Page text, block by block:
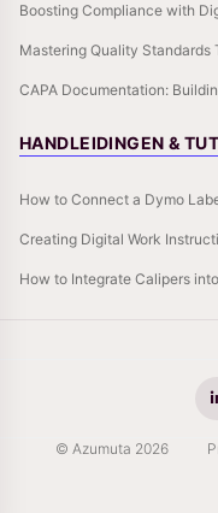
Boosting Compliance with
Mastering Quality Standards
CAPA Documentation:
HANDLEIDINGEN &
How to Connect a Dymo
Creating Digital Work
How to Integrate Calipers
© Azumuta 2026